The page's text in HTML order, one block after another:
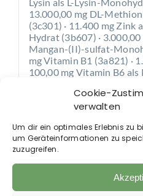
Cookie-
verwalten
Um dir ein optimales Erlebnis zu
um Geräteinformationen zu
zuzugreifen.
13.000,00 mg DL-
(3c301) · 11.400 mg Zink
Hydrat (3b607) ·
Mangan-(II)-sulfat-
mg Vitamin B1 (3a821) ·
100,00 mg Vitamin B6
mg Niacin (3a314)).
Pony (400 kg): 10
Pferd (600 kg): 15 ml
Zur täglichen Ration über